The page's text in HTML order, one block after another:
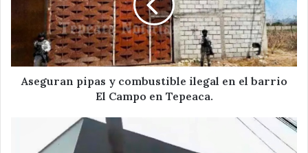
barrio
El
Campo
Aseguran pipas y combustible ilegal en el barrio
El Campo en Tepeaca.
manifiestan